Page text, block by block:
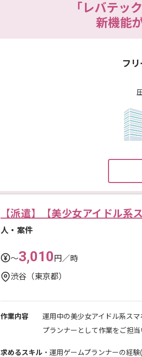
「レバテッ
新機能
フ
【派遣】【美少女アイドル系
人・案件
〜3,010円／時
渋谷（東京都）
作業内容
運用中の美少女アイドル系ス
プランナーとして作業をご担当
求めるスキル ・運用ゲームプランナーの経